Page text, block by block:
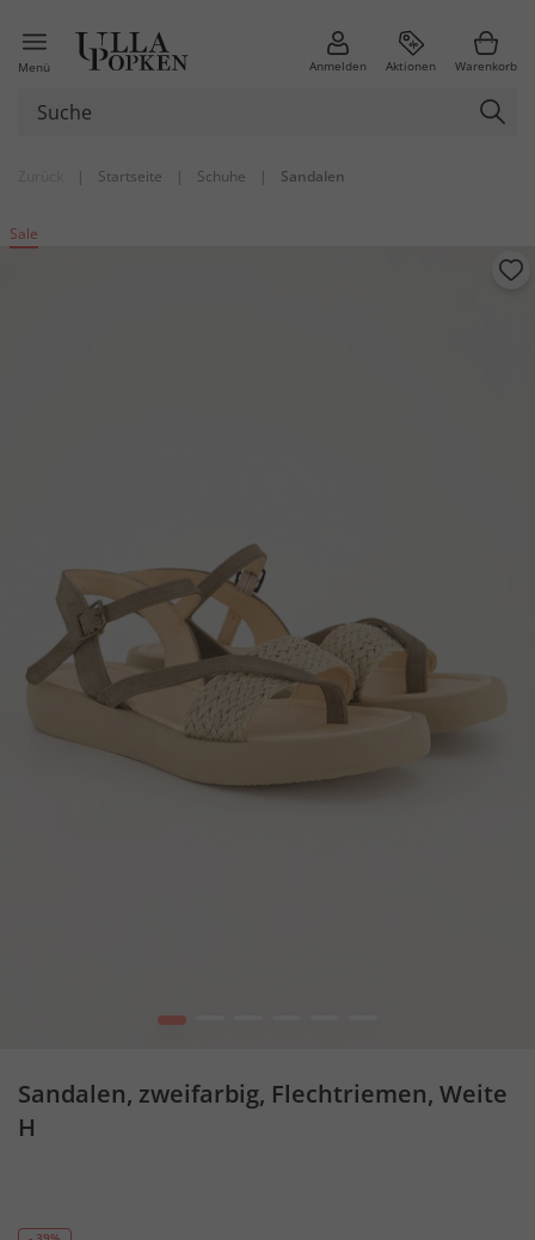
Menü Anmelden Aktionen Warenkorb
| Startseite | Schuhe | Sandalen
Sale
1
Sandalen, zweifarbig, Flechtriemen, Weite
H